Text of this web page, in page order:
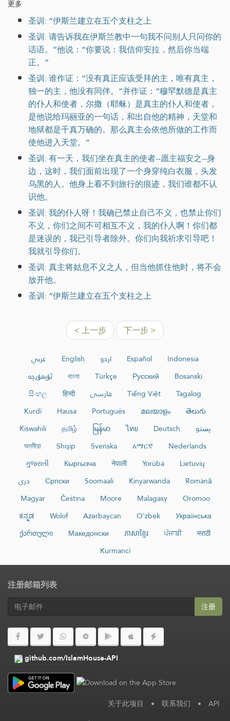
更多
圣训: “伊斯兰建立在五个支柱之上
圣训: 请告诉我在伊斯兰教中一句我不问别人只问你的
话语。”他说：“你要说：我信仰安拉，然后你当端
正。”
圣训: 谁作证：“没有真正应该受拜的主，唯有真主，
独一的主，他没有同伴。”并作证：“穆罕默德是真主
的仆人和使者，尔撒（耶稣）是真主的仆人和使者，
是他说给玛丽亚的一句话，和出自他的精神，天堂和
地狱都是千真万确的。那么真主会依他所做的工作而
使他进入天堂。”
圣训: 有一天，我们坐在真主的使者--愿主福安之--身
边，这时，我们面前出现了一个身穿纯白衣服，头发
乌黑的人。他身上看不到旅行的痕迹，我们谁都不认
识他。
圣训: 我的仆人呀！我确已禁止自己不义，也禁止你们
不义，你们之间不可相互不义，我的仆人啊！你们都
是迷误的，我已引导者除外。你们向我祈求引导吧！
我就引导你们。
圣训: 真主将姑息不义之人，但当他抓住他时，将不会
放开他。
圣训: “伊斯兰建立在五个支柱之上
< 上一步 下一步 >
عربي English اردو Español
Indonesia
ئۇيغۇرچە
বাংলা Türkçe Русский
Bosanski
සිංහල
हिन्दी فارسی Tiếng Việt
Tagalog
Kurdî
Hausa Português മലയാളം
తెలుగు
Kiswahili
தமிழ் မြန်မာ ไทย Deutsch
پښتو
অসমীয়া
Shqip Svenska አማርኛ
Nederlands
ગુજરાતી
Кыргызча नेपाली Yorùbá
Lietuvių
دری
Српски Soomaali Kinyarwanda
Română
Magyar
Čeština Moore Malagasy
Oromoo
ಕನ್ನಡ
Wolof Azərbaycan O‘zbek
Українська
ქართული
Македонски ភាសាខ្មែរ ਪੰਜਾਬੀ
मराठी
Kurmancî
注册邮箱列表
注册
github.com/IslamHouse-API
关于此项目 • 联系我们 • API